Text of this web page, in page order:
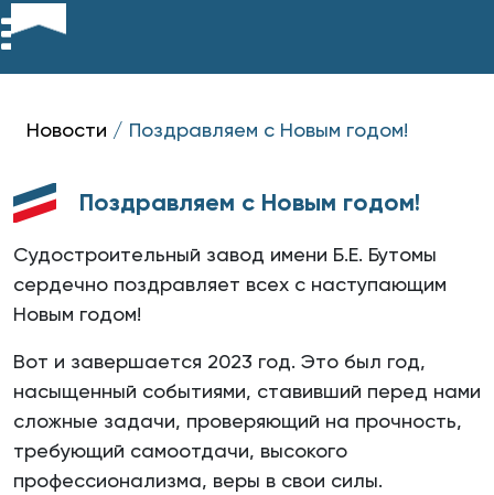
Новости / Поздравляем с Новым годом!
Поздравляем с Новым годом!
Судостроительный завод имени Б.Е. Бутомы
сердечно поздравляет всех с наступающим
Новым годом!
Вот и завершается 2023 год. Это был год,
насыщенный событиями, ставивший перед нами
сложные задачи, проверяющий на прочность,
требующий самоотдачи, высокого
профессионализма, веры в свои силы.